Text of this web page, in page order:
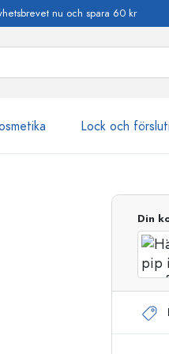
nu och spara 60 kr
Lock och
Airless
Roll on-flaskor
Din